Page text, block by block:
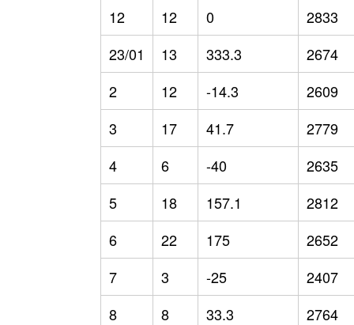
12
12 0
2833
23/01
13 333.3
2674
2
12 -14.3
2609
3
17 41.7
2779
4
6 -40
2635
5
18 157.1
2812
6
22 175
2652
7
3 -25
2407
8
8 33.3
2764